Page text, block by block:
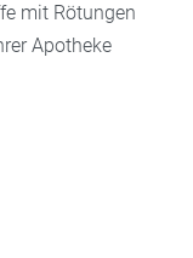
mit Rötungen
Apotheke